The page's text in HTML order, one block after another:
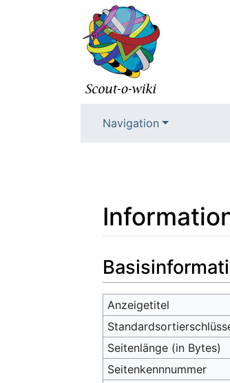
Navigation
Anzeigetitel
Seitenlänge (in Bytes)
Seitenkennnummer